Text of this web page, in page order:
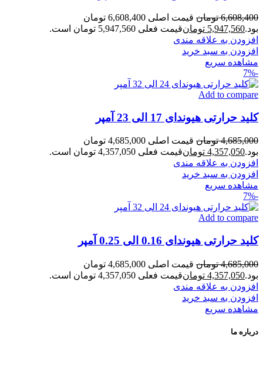
6,608,400 تومان
قیمت اصلی 6,608,400 تومان
بود.5,947,560 تومانقیمت فعلی 5,947,560 تومان است.
افزودن به علاقه مندی
افزودن به سبد خرید
مشاهده سریع
-7%
Add to compare
کلید حرارتی هیوندای 17 الی 23 آمپر
4,685,000 تومان
قیمت اصلی 4,685,000 تومان
بود.4,357,050 تومانقیمت فعلی 4,357,050 تومان است.
افزودن به علاقه مندی
افزودن به سبد خرید
مشاهده سریع
-7%
Add to compare
کلید حرارتی هیوندای 0.16 الی 0.25 آمپر
4,685,000 تومان
قیمت اصلی 4,685,000 تومان
بود.4,357,050 تومانقیمت فعلی 4,357,050 تومان است.
افزودن به علاقه مندی
افزودن به سبد خرید
مشاهده سریع
درباره ما